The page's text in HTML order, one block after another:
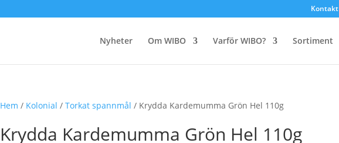
Kontakt
Nyheter Om WIBO Varför WIBO? Sortiment
Hem / Kolonial / Torkat spannmål / Krydda Kardemumma Grön Hel 110g
Krydda Kardemumma Grön Hel 110g